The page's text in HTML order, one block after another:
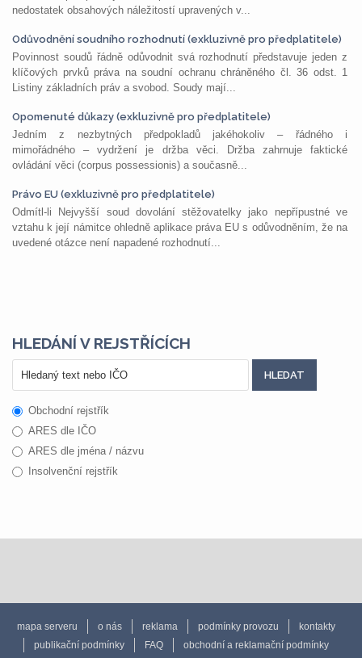
nedostatek obsahových náležitostí upravených v...
Odůvodnění soudního rozhodnutí (exkluzivně pro předplatitele)
Povinnost soudů řádně odůvodnit svá rozhodnutí představuje jeden z
klíčových prvků práva na soudní ochranu chráněného čl. 36 odst. 1
Listiny základních práv a svobod. Soudy mají...
Opomenuté důkazy (exkluzivně pro předplatitele)
Jedním z nezbytných předpokladů jakéhokoliv – řádného i
mimořádného – vydržení je držba věci. Držba zahrnuje faktické
ovládání věci (corpus possessionis) a současně...
Právo EU (exkluzivně pro předplatitele)
Odmítl-li Nejvyšší soud dovolání stěžovatelky jako nepřípustné ve
vztahu k její námitce ohledně aplikace práva EU s odůvodněním, že na
uvedené otázce není napadené rozhodnutí...
HLEDÁNÍ V REJSTŘÍCÍCH
Obchodní rejstřík
ARES dle IČO
ARES dle jména / názvu
Insolvenční rejstřík
mapa serveru o nás reklama podmínky provozu
kontakty
publikační podmínky
FAQ obchodní a reklamační podmínky